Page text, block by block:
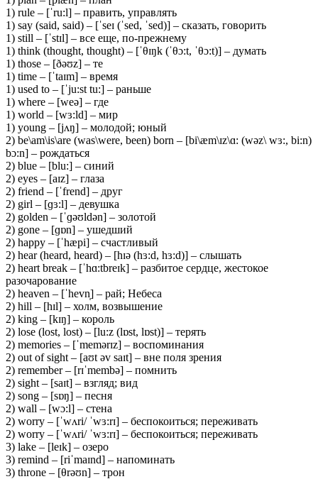
1) rule – [ˈru:l] – править, управлять
1) say (said, said) – [ˈseɪ (ˈsed, ˈsed)] – сказать, говорить
1) still – [ˈstɪl] – все еще, по-прежнему
1) think (thought, thought) – [ˈθɪŋk (ˈθɔ:t, ˈθɔ:t)] – думать
1) those – [ðəʊz] – те
1) time – [ˈtaɪm] – время
1) used to – [ˈju:st tu:] – раньше
1) where – [weə] – где
1) world – [wɜ:ld] – мир
1) young – [jʌŋ] – молодой; юный
2) be\am\is\are (was\were, been) born – [bi\æm\ɪz\ɑ: (wəz\ wɜ:, bi:n)
bɔ:n] – рождаться
2) blue – [blu:] – синий
2) eyes – [aɪz] – глаза
2) friend – [ˈfrend] – друг
2) girl – [ɡɜ:l] – девушка
2) golden – [ˈɡəʊldən] – золотой
2) gone – [ɡɒn] – ушедший
2) happy – [ˈhæpi] – счастливый
2) hear (heard, heard) – [hɪə (hɜ:d, hɜ:d)] – слышать
2) heart break – [ˈhɑ:tbreɪk] – разбитое сердце, жестокое
разочарование
2) heaven – [ˈhevn̩] – рай; Небеса
2) hill – [hɪl] – холм, возвышение
2) king – [kɪŋ] – король
2) lose (lost, lost) – [lu:z (lɒst, lɒst)] – терять
2) memories – [ˈmemərɪz] – воспоминания
2) out of sight – [aʊt əv saɪt] – вне поля зрения
2) remember – [rɪˈmembə] – помнить
2) sight – [saɪt] – взгляд; вид
2) song – [sɒŋ] – песня
2) wall – [wɔ:l] – стена
2) worry – [ˈwʌri/ ˈwɜ:rɪ] – беспокоиться; переживать
2) worry – [ˈwʌri/ ˈwɜ:rɪ] – беспокоиться; переживать
3) lake – [leɪk] – озеро
3) remind – [riˈmaɪnd] – напоминать
3) throne – [θrəʊn] – трон